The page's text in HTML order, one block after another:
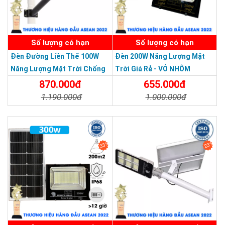
>>> Xem thêm: Đèn năng lượng mặt trời 300w
chính hãng, giá tốt
SẢN PHẨM DỊCH VỤ CHẤT LƯỢNG ASEAN 2019
Số lượng có hạn
Đèn Đường Liền Thể 100W
Năng Lượng Mặt Trời Chống
Nước Giá Rẻ870.000đ
1.190.000đ
Số lượng có hạn
Đèn 200W Năng Lượng Mặt
Trời Giá Rẻ - VỎ NHÔM
655.000đ
1.000.000đ
33% 23%